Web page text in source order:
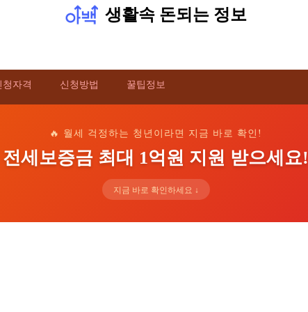
생활속 돈되는 정보
청자격 신청방법 꿀팁정보
🔥 월세 걱정하는 청년이라면 지금 바로 확인!
전세보증금 최대 1억원 지원 받으세요!
지금 바로 확인하세요 ↓